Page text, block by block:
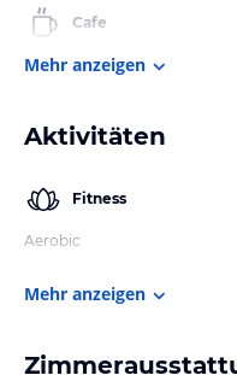
Cafe
Mehr anzeigen
Aktivitäten
Fitness
Aerobic
Mehr anzeigen